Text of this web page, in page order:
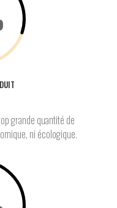
grande quantité de
ni écologique.